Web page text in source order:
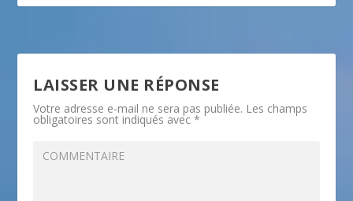
LAISSER UNE RÉPONSE
Votre adresse e-mail ne sera pas publiée. Les champs
obligatoires sont indiqués avec*